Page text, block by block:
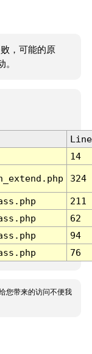
，可能的原
Line
14
324
211
62
94
76
您带来的访问不便我